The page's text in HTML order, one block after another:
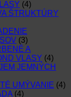
(4)
ŠTRUKTÚRY
(3)
A
VLASY (4)
JEMNÝCH
UMÝVANIE (4)
(4)